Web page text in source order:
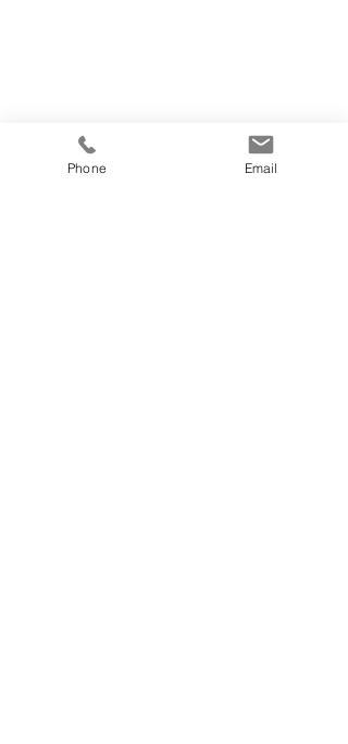
Phone Email